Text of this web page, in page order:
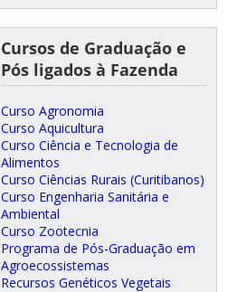
Cursos de Graduação e
Pós ligados à Fazenda
Curso Agronomia
Curso Aquicultura
Curso Ciência e Tecnologia de
Alimentos
Curso Ciências Rurais (Curitibanos)
Curso Engenharia Sanitária e
Ambiental
Curso Zootecnia
Programa de Pós-Graduação em
Agroecossistemas
Recursos Genéticos Vegetais